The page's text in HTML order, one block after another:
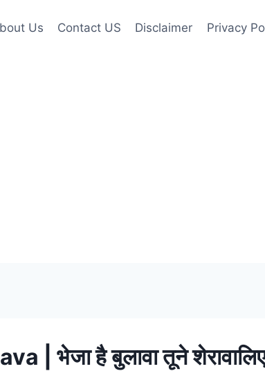
Us Contact US Disclaimer Privacy
| भेजा है बुलावा तूने शेरावालिए |